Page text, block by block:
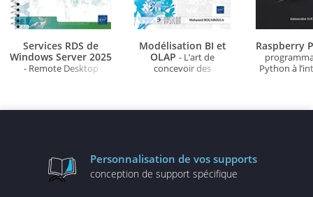
Services RDS de
Windows Server 2025
- Remote Desktop
Modélisation BI et
OLAP - L’art de
concevoir des
Raspberry
Python à
Personnalisation de vos supports
conception de support spécifique